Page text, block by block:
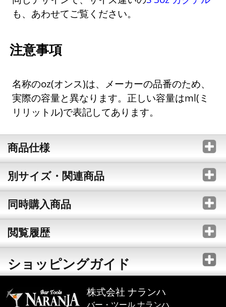
も、あわせてご覧ください。
注意事項
名称のoz(オンス)は、メーカーの品番のため、
実際の容量と異なります。正しい容量はml(ミ
リリットル)で表記してあります。
商品仕様
別サイズ・関連商品
同時購入商品
閲覧履歴
ショッピングガイド
株式会社 ナランハ
バー・ツール ナランハ